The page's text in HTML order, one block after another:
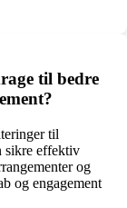
til bedre
til
sikre effektiv
og
og engagement